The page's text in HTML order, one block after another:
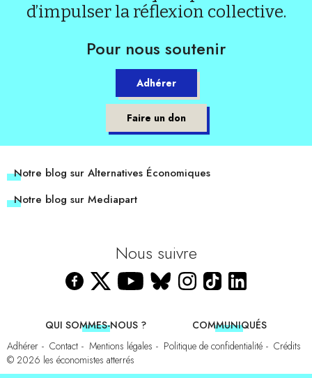
d’impulser la réflexion collective.
Pour nous soutenir
Adhérer
Faire un don
Notre blog sur Alternatives Économiques
Notre blog sur Mediapart
Nous suivre
QUI SOMMES-NOUS ?
COMMUNIQUÉS
Adhérer
Contact Mentions légales Politique de confidentialité
Crédits
© 2026 les économistes atterrés